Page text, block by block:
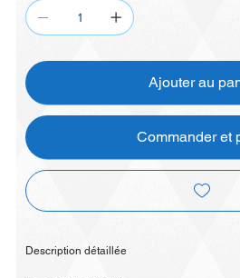
Ajouter au
Commander et
Description détaillée